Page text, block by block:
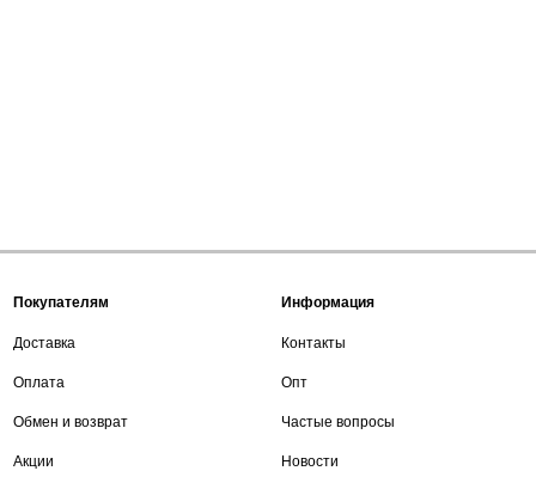
Покупателям
Доставка
Оплата
Обмен и возврат
Акции
Информация
Контакты
Опт
Частые вопросы
Новости